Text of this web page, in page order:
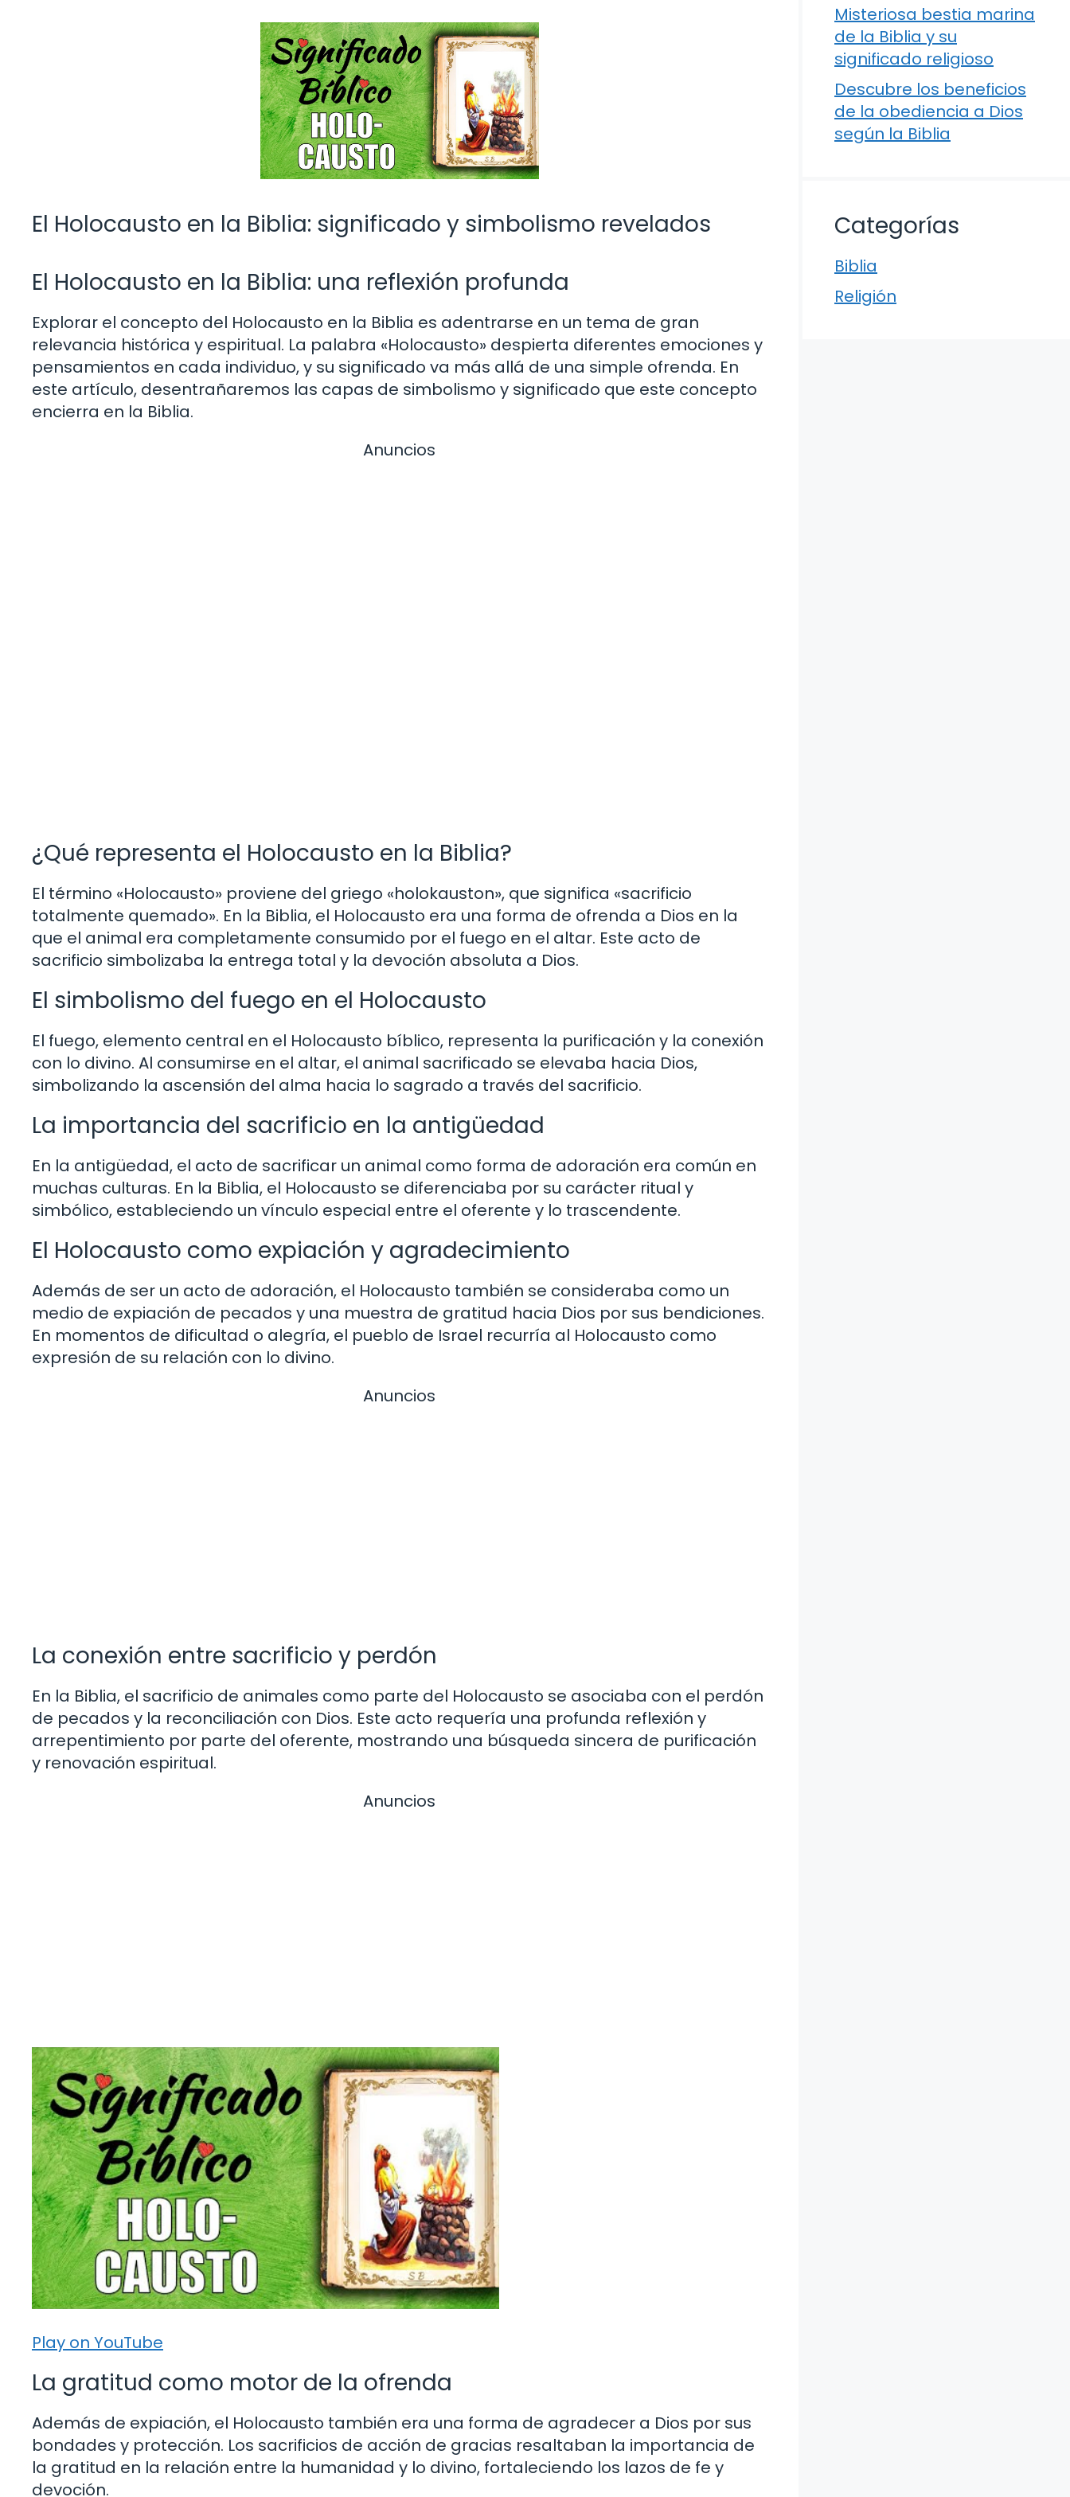
El Holocausto en la Biblia: significado y simbolismo revelados
El Holocausto en la Biblia: una reflexión profunda
Explorar el concepto del Holocausto en la Biblia es adentrarse en un tema de gran
relevancia histórica y espiritual. La palabra «Holocausto» despierta diferentes emociones y
pensamientos en cada individuo, y su significado va más allá de una simple ofrenda. En
este artículo, desentrañaremos las capas de simbolismo y significado que este concepto
encierra en la Biblia.
Anuncios
¿Qué representa el Holocausto en la Biblia?
El término «Holocausto» proviene del griego «holokauston», que significa «sacrificio
totalmente quemado». En la Biblia, el Holocausto era una forma de ofrenda a Dios en la
que el animal era completamente consumido por el fuego en el altar. Este acto de
sacrificio simbolizaba la entrega total y la devoción absoluta a Dios.
El simbolismo del fuego en el Holocausto
El fuego, elemento central en el Holocausto bíblico, representa la purificación y la conexión
con lo divino. Al consumirse en el altar, el animal sacrificado se elevaba hacia Dios,
simbolizando la ascensión del alma hacia lo sagrado a través del sacrificio.
La importancia del sacrificio en la antigüedad
En la antigüedad, el acto de sacrificar un animal como forma de adoración era común en
muchas culturas. En la Biblia, el Holocausto se diferenciaba por su carácter ritual y
simbólico, estableciendo un vínculo especial entre el oferente y lo trascendente.
El Holocausto como expiación y agradecimiento
Además de ser un acto de adoración, el Holocausto también se consideraba como un
medio de expiación de pecados y una muestra de gratitud hacia Dios por sus bendiciones.
En momentos de dificultad o alegría, el pueblo de Israel recurría al Holocausto como
expresión de su relación con lo divino.
Anuncios
La conexión entre sacrificio y perdón
En la Biblia, el sacrificio de animales como parte del Holocausto se asociaba con el perdón
de pecados y la reconciliación con Dios. Este acto requería una profunda reflexión y
arrepentimiento por parte del oferente, mostrando una búsqueda sincera de purificación
y renovación espiritual.
Anuncios
Play on YouTube
La gratitud como motor de la ofrenda
Además de expiación, el Holocausto también era una forma de agradecer a Dios por sus
bondades y protección. Los sacrificios de acción de gracias resaltaban la importancia de
la gratitud en la relación entre la humanidad y lo divino, fortaleciendo los lazos de fe y
devoción.
Misteriosa bestia marina
de la Biblia y su
significado religioso
Descubre los beneficios
de la obediencia a Dios
según la Biblia
Categorías
Biblia
Religión